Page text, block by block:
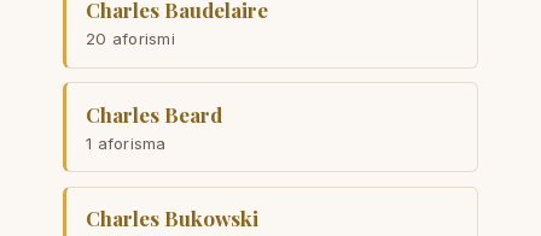
Charles Baudelaire
20 aforismi
Charles Beard
1 aforisma
Charles Bukowski